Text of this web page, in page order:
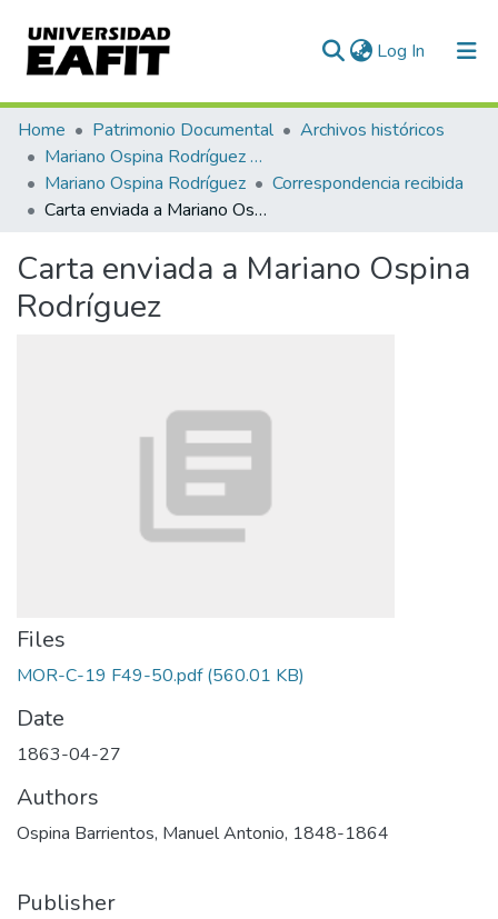
Log In (current)
Communities & Collections
All of DSpace
Statistics
Home Patrimonio Documental
Archivos históricos
Mariano Ospina Rodríguez (1826 -1912)
Mariano Ospina Rodríguez
Correspondencia recibida
Carta enviada a Mariano Ospina Rodríguez
Carta enviada a Mariano Ospina
Rodríguez
Files
MOR-C-19 F49-50.pdf(560.01 KB)
Date
1863-04-27
Authors
Ospina Barrientos, Manuel Antonio, 1848-1864
Publisher